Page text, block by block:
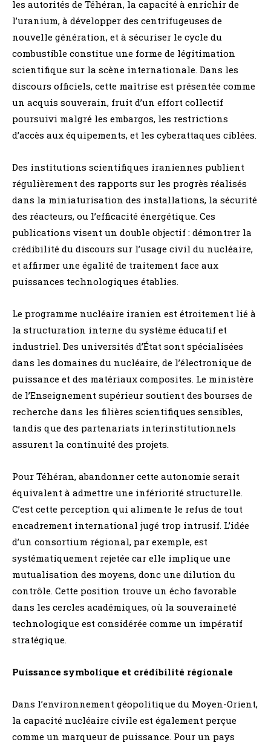
les autorités de Téhéran, la capacité à enrichir de
l’uranium, à développer des centrifugeuses de
nouvelle génération, et à sécuriser le cycle du
combustible constitue une forme de légitimation
scientifique sur la scène internationale. Dans les
discours officiels, cette maîtrise est présentée comme
un acquis souverain, fruit d’un effort collectif
poursuivi malgré les embargos, les restrictions
d’accès aux équipements, et les cyberattaques ciblées.
Des institutions scientifiques iraniennes publient
régulièrement des rapports sur les progrès réalisés
dans la miniaturisation des installations, la sécurité
des réacteurs, ou l’efficacité énergétique. Ces
publications visent un double objectif : démontrer la
crédibilité du discours sur l’usage civil du nucléaire,
et affirmer une égalité de traitement face aux
puissances technologiques établies.
Le programme nucléaire iranien est étroitement lié à
la structuration interne du système éducatif et
industriel. Des universités d’État sont spécialisées
dans les domaines du nucléaire, de l’électronique de
puissance et des matériaux composites. Le ministère
de l’Enseignement supérieur soutient des bourses de
recherche dans les filières scientifiques sensibles,
tandis que des partenariats interinstitutionnels
assurent la continuité des projets.
Pour Téhéran, abandonner cette autonomie serait
équivalent à admettre une infériorité structurelle.
C’est cette perception qui alimente le refus de tout
encadrement international jugé trop intrusif. L’idée
d’un consortium régional, par exemple, est
systématiquement rejetée car elle implique une
mutualisation des moyens, donc une dilution du
contrôle. Cette position trouve un écho favorable
dans les cercles académiques, où la souveraineté
technologique est considérée comme un impératif
stratégique.
Puissance symbolique et crédibilité régionale
Dans l’environnement géopolitique du Moyen-Orient,
la capacité nucléaire civile est également perçue
comme un marqueur de puissance. Pour un pays